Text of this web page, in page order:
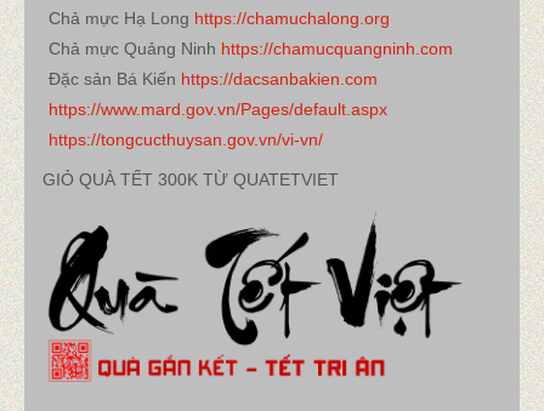
Chả mực Hạ Long https://chamuchalong.org
Chả mực Quảng Ninh https://chamucquangninh.com
Đặc sản Bá Kiến https://dacsanbakien.com
https://www.mard.gov.vn/Pages/default.aspx
https://tongcucthuysan.gov.vn/vi-vn/
GIỎ QUÀ TẾT 300K TỪ QUATETVIET